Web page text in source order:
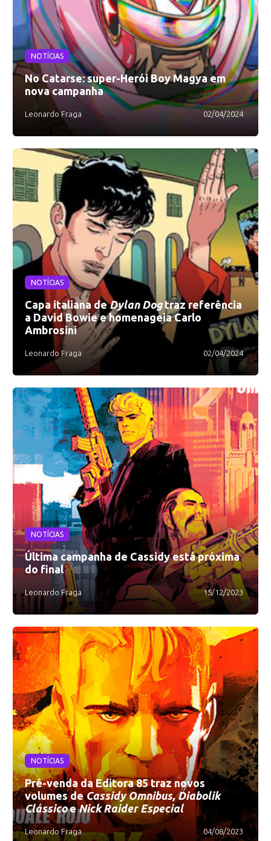
NOTÍCIAS
No Catarse: super-Herói Boy Magya em
nova campanha
Leonardo Fraga 02/04/2024
NOTÍCIAS
Capa italiana deDylan Dogtraz referência
a David Bowie e homenageia Carlo
Ambrosini
Leonardo Fraga 02/04/2024
NOTÍCIAS
Última campanha de Cassidy está próxima
do final
Leonardo Fraga 15/12/2023
NOTÍCIAS
Pré-venda da Editora 85 traz novos
volumes deCassidy Omnibus, Diabolik
ClássicoeNick Raider Especial
Leonardo Fraga 04/08/2023